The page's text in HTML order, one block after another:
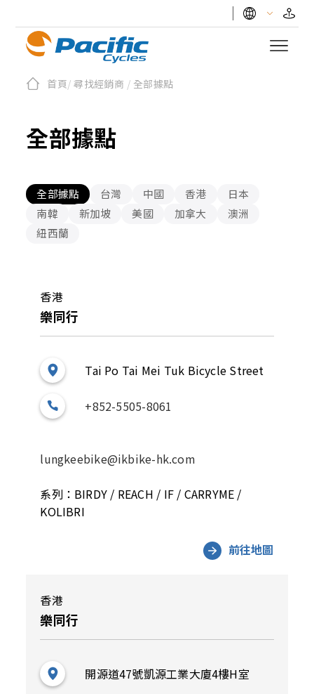
首頁/ 尋找經銷商 / 全部據點
全部據點
全部據點 台灣 中國 香港
日本
南韓
新加坡 美國 加拿大
澳洲
紐西蘭
香港
樂同行
Tai Po Tai Mei Tuk Bicycle Street
+852-5505-8061
lungkeebike@ikbike-hk.com
系列：BIRDY / REACH / IF / CARRYME /
KOLIBRI
前往地圖
香港
樂同行
開源道47號凱源工業大廈4樓H室